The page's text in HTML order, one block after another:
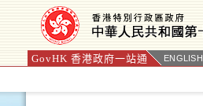
GovHK 香港政府一站通 ENGLISH